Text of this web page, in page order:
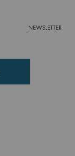
NEWSLETTER